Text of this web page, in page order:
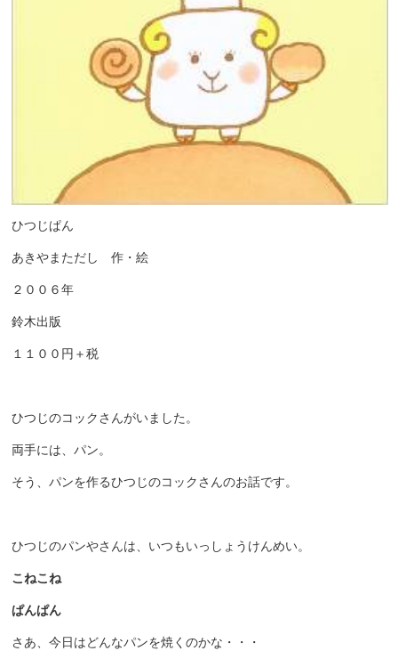
ひつじぱん
あきやまただし 作・絵
２００６年
鈴木出版
１１００円＋税
ひつじのコックさんがいました。
両手には、パン。
そう、パンを作るひつじのコックさんのお話です。
ひつじのパンやさんは、いつもいっしょうけんめい。
こねこね
ぱんぱん
さあ、今日はどんなパンを焼くのかな・・・